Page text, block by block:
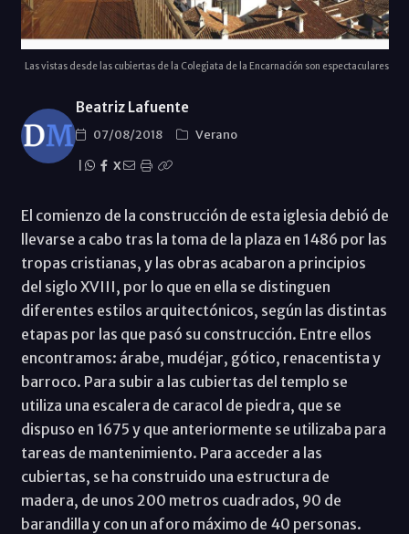
Las vistas desde las cubiertas de la Colegiata de la Encarnación son espectaculares
Beatriz Lafuente
07/08/2018
Verano
X
El comienzo de la construcción de esta iglesia debió de
llevarse a cabo tras la toma de la plaza en 1486 por las
tropas cristianas, y las obras acabaron a principios
del siglo XVIII, por lo que en ella se distinguen
diferentes estilos arquitectónicos, según las distintas
etapas por las que pasó su construcción. Entre ellos
encontramos: árabe, mudéjar, gótico, renacentista y
barroco. Para subir a las cubiertas del templo se
utiliza una escalera de caracol de piedra, que se
dispuso en 1675 y que anteriormente se utilizaba para
tareas de mantenimiento. Para acceder a las
cubiertas, se ha construido una estructura de
madera, de unos 200 metros cuadrados, 90 de
barandilla y con un aforo máximo de 40 personas.